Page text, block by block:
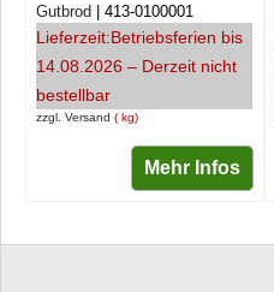
zzgl. Versand kg
Gutbrod 413-0100001
Lieferzeit:Betriebsferien bis
14.08.2026 – Derzeit nicht
bestellbar
Mehr Infos